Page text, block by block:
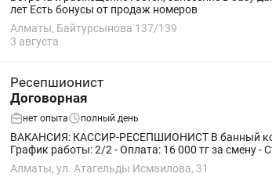
лет Есть бонусы от продаж номеров
Алматы, Байтурсынова 137/139
3 августа
Ресепшионист
Договорная
нет опыта полный день
ВАКАНСИЯ: КАССИР-РЕСЕПШИОНИСТ В банный комплекс AS'SU требуется кассир-ресепшионист. 📍 Адрес: Бесағаш, ул. Аэропортная, 31 Условия: -
График работы: 2/2 - Оплата: 16 000 тг за смену -
Алматы, ул. Атагельды Исмаилова, 31